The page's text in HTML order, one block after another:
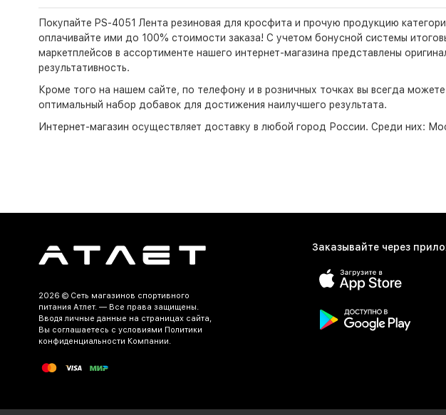
Покупайте PS-4051 Лента резиновая для кросфита и прочую продукцию
оплачивайте ими до 100% стоимости заказа! С учетом бонусной системы
маркетплейсов в ассортименте нашего интернет-магазина представлены
результативность.
Кроме того на нашем сайте, по телефону и в розничных точках вы всегда
оптимальный набор добавок для достижения наилучшего результата.
Интернет-магазин осуществляет доставку в любой город России. Среди них:
2026 © Сеть магазинов спортивного
питания Атлет. — Все права защищены.
Вводя личные данные на страницах сайта,
Вы соглашаетесь c условиями Политики
конфиденциальности Компании.
Заказывайте через